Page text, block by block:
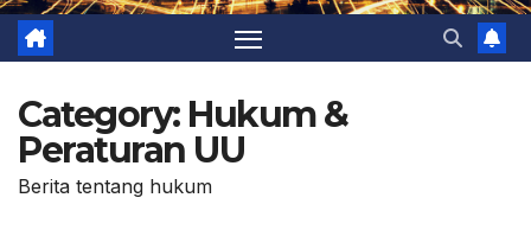
Category: Hukum &
Peraturan UU
Berita tentang hukum